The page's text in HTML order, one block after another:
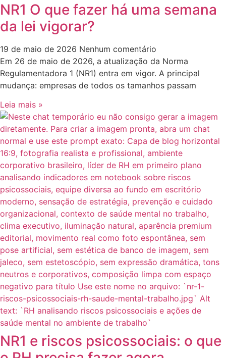
NR1 O que fazer há uma semana
da lei vigorar?
19 de maio de 2026 Nenhum comentário
Em 26 de maio de 2026, a atualização da Norma
Regulamentadora 1 (NR1) entra em vigor. A principal
mudança: empresas de todos os tamanhos passam
Leia mais »
NR1 e riscos psicossociais: o que